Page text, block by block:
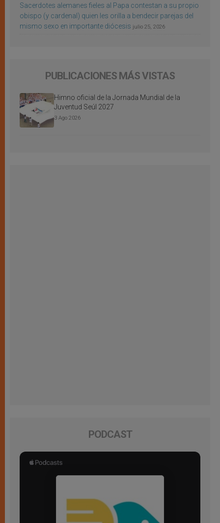
Sacerdotes alemanes fieles al Papa contestan a su propio
obispo (y cardenal) quien les orilla a bendecir parejas del
mismo sexo en importante diócesis julio 25, 2026
PUBLICACIONES MÁS VISTAS
Himno oficial de la Jornada Mundial de la
Juventud Seúl 2027
3 Ago 2026
PODCAST